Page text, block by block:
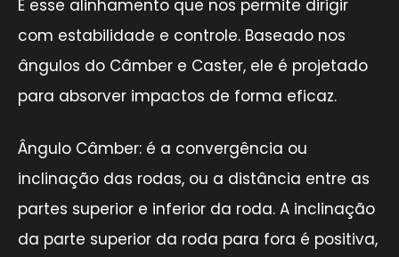
É esse alinhamento que nos permite dirigir
com estabilidade e controle. Baseado nos
ângulos do Câmber e Caster, ele é projetado
para absorver impactos de forma eficaz.
Ângulo Câmber: é a convergência ou
inclinação das rodas, ou a distância entre as
partes superior e inferior da roda. A inclinação
da parte superior da roda para fora é positiva,